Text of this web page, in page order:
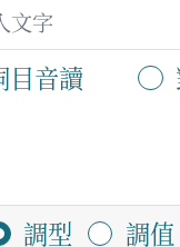
目音讀
調型 調值